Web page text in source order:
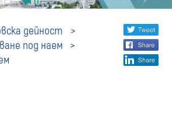
дейност
под наем
ОтдаванеShare
social